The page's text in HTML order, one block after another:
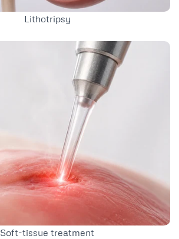
Lithotripsy
Soft-tissue treatment